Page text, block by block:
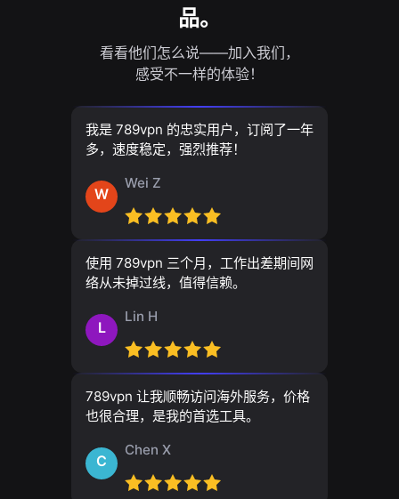
品。
看看他们怎么说——加入我们，
感受不一样的体验！
我是 789vpn 的忠实用户，订阅了一年
多，速度稳定，强烈推荐！
W
Wei Z
使用 789vpn 三个月，工作出差期间网
络从未掉过线，值得信赖。
L
Lin H
789vpn 让我顺畅访问海外服务，价格
也很合理，是我的首选工具。
C
Chen X